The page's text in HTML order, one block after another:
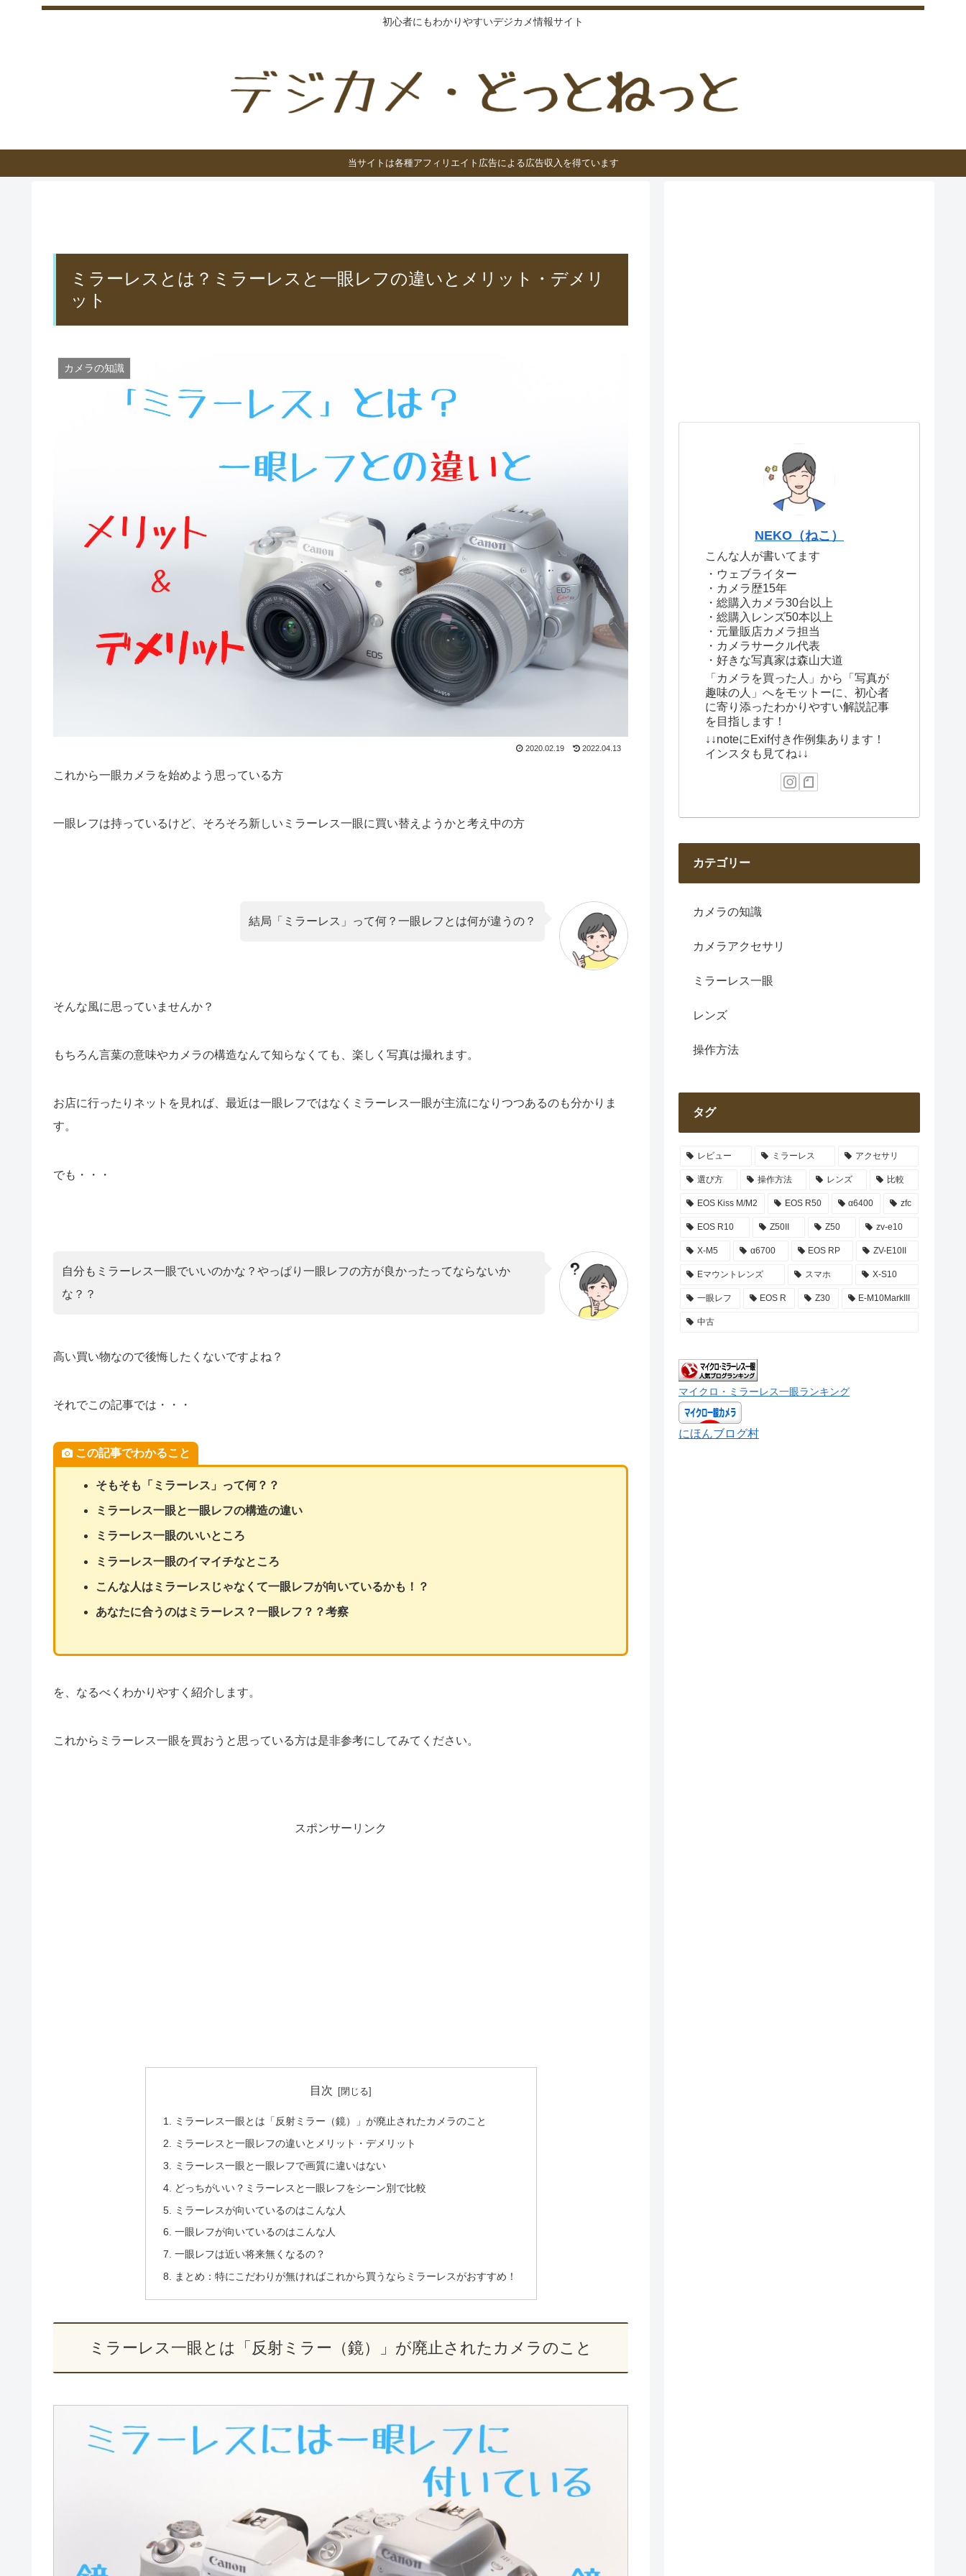
初心者にもわかりやすいデジカメ情報サイト
当サイトは各種アフィリエイト広告による広告収入を得ています
ミラーレスとは？ミラーレスと一眼レフの違いとメリット・デメリ
ット
カメラの知識
2020.02.19 2022.04.13
これから一眼カメラを始めよう思っている方
一眼レフは持っているけど、そろそろ新しいミラーレス一眼に買い替えようかと考え中の方
結局「ミラーレス」って何？一眼レフとは何が違うの？
そんな風に思っていませんか？
もちろん言葉の意味やカメラの構造なんて知らなくても、楽しく写真は撮れます。
お店に行ったりネットを見れば、最近は一眼レフではなくミラーレス一眼が主流になりつつあるのも分かりま
す。
でも・・・
自分もミラーレス一眼でいいのかな？やっぱり一眼レフの方が良かったってならないか
な？？
高い買い物なので後悔したくないですよね？
それでこの記事では・・・
この記事でわかること
そもそも「ミラーレス」って何？？
ミラーレス一眼と一眼レフの構造の違い
ミラーレス一眼のいいところ
ミラーレス一眼のイマイチなところ
こんな人はミラーレスじゃなくて一眼レフが向いているかも！？
あなたに合うのはミラーレス？一眼レフ？？考察
を、なるべくわかりやすく紹介します。
これからミラーレス一眼を買おうと思っている方は是非参考にしてみてください。
スポンサーリンク
目次
ミラーレス一眼とは「反射ミラー（鏡）」が廃止されたカメラのこと
ミラーレスと一眼レフの違いとメリット・デメリット
ミラーレス一眼と一眼レフで画質に違いはない
どっちがいい？ミラーレスと一眼レフをシーン別で比較
ミラーレスが向いているのはこんな人
一眼レフが向いているのはこんな人
一眼レフは近い将来無くなるの？
まとめ：特にこだわりが無ければこれから買うならミラーレスがおすすめ！
ミラーレス一眼とは「反射ミラー（鏡）」が廃止されたカメラのこと
NEKO（ねこ）
こんな人が書いてます
・ウェブライター
・カメラ歴15年
・総購入カメラ30台以上
・総購入レンズ50本以上
・元量販店カメラ担当
・カメラサークル代表
・好きな写真家は森山大道
「カメラを買った人」から「写真が
趣味の人」へをモットーに、初心者
に寄り添ったわかりやすい解説記事
を目指します！
↓↓noteにExif付き作例集あります！
インスタも見てね↓↓
カテゴリー
カメラの知識
カメラアクセサリ
ミラーレス一眼
レンズ
操作方法
タグ
レビュー ミラーレス アクセサリ
選び方 操作方法 レンズ 比較
EOS Kiss M/M2 EOS R50 α6400 zfc
EOS R10 Z50II Z50 zv-e10
X-M5 α6700 EOS RP ZV-E10II
Eマウントレンズ スマホ X-S10
一眼レフ EOS R Z30 E-M10MarkIII
中古
マイクロ・ミラーレス一眼ランキング
にほんブログ村